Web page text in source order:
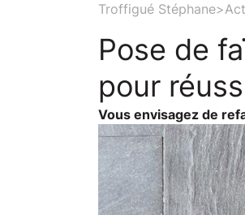
Troffigué Stéphane>
Pose de
pour
Vous envisagez de